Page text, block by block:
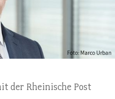
der Rheinische Post